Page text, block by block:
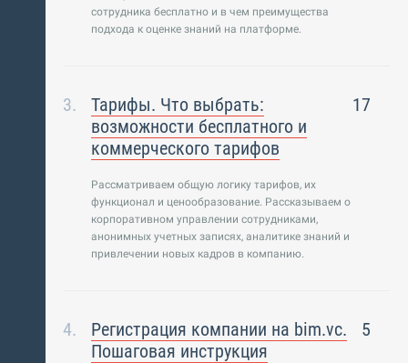
сотрудника бесплатно и в чем преимущества
подхода к оценке знаний на платформе.
Тарифы. Что выбрать:
возможности бесплатного и
коммерческого тарифов
17
Рассматриваем общую логику тарифов, их
функционал и ценообразование. Рассказываем о
корпоративном управлении сотрудниками,
анонимных учетных записях, аналитике знаний и
привлечении новых кадров в компанию.
Регистрация компании на bim.vc.
Пошаговая инструкция
5